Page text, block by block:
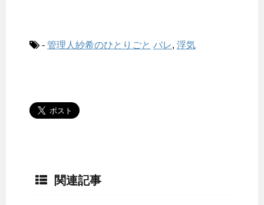
- 管理人紗希のひとりごと バレ, 浮気
関連記事